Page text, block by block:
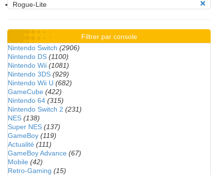
Rogue-Lite
Filtrer par console
Nintendo Switch (2906)
Nintendo DS (1100)
Nintendo Wii (1081)
Nintendo 3DS (929)
Nintendo Wii U (682)
GameCube (422)
Nintendo 64 (315)
Nintendo Switch 2 (231)
NES (138)
Super NES (137)
GameBoy (119)
Actualité (111)
GameBoy Advance (67)
Mobile (42)
Retro-Gaming (15)